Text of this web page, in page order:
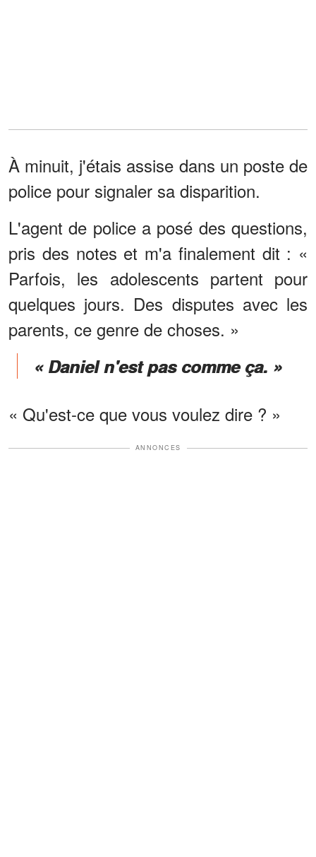
À minuit, j'étais assise dans un poste de
police pour signaler sa disparition.
L'agent de police a posé des questions,
pris des notes et m'a finalement dit : «
Parfois, les adolescents partent pour
quelques jours. Des disputes avec les
parents, ce genre de choses. »
« Daniel n'est pas comme ça. »
« Qu'est-ce que vous voulez dire ? »
ANNONCES